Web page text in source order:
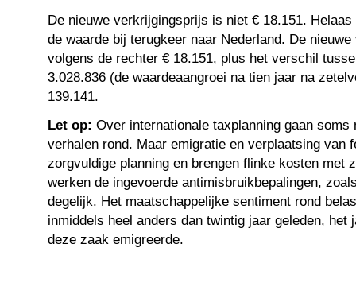
De nieuwe verkrijgingsprijs is niet € 18.151.
de waarde bij terugkeer naar Nederland. De
volgens de rechter € 18.151, plus het verschil
3.028.836 (de waardeaangroei na tien jaar na
139.141.
Let op: Over internationale taxplanning gaan soms
verhalen rond. Maar emigratie en verplaatsing van
zorgvuldige planning en brengen flinke kosten met
werken de ingevoerde antimisbruikbepalingen,
degelijk. Het maatschappelijke sentiment rond
inmiddels heel anders dan twintig jaar geleden, het
deze zaak emigreerde.